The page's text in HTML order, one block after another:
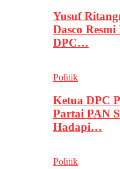
Yusuf
Dasco
DPC…
Politik
Ketua DPC
Partai PAN
Hadapi…
Politik